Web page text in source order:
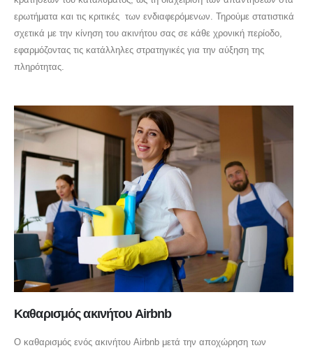
ερωτήματα και τις κριτικές των ενδιαφερόμενων. Τηρούμε στατιστικά
σχετικά με την κίνηση του ακινήτου σας σε κάθε χρονική περίοδο,
εφαρμόζοντας τις κατάλληλες στρατηγικές για την αύξηση της
πληρότητας.
Καθαρισμός ακινήτου Airbnb
Ο καθαρισμός ενός ακινήτου Airbnb μετά την αποχώρηση των